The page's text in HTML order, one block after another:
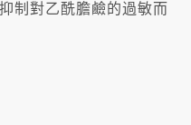
制對乙酰膽鹼的過敏而